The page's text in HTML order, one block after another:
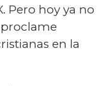
Pero hoy ya no
en la